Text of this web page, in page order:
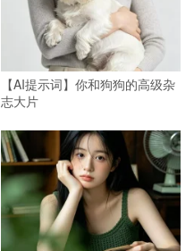
【AI提示词】你和狗狗的高级杂
志大片